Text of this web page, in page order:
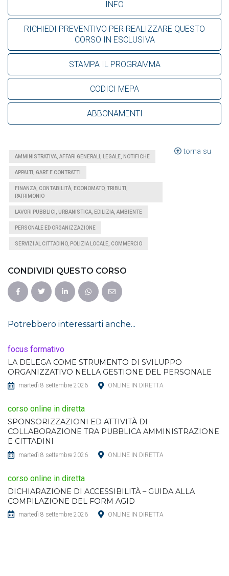
INFO
RICHIEDI PREVENTIVO PER REALIZZARE QUESTO
CORSO IN ESCLUSIVA
STAMPA IL PROGRAMMA
CODICI MEPA
ABBONAMENTI
torna su
AMMINISTRATIVA, AFFARI GENERALI, LEGALE, NOTIFICHE
APPALTI, GARE E CONTRATTI
FINANZA, CONTABILITÀ, ECONOMATO, TRIBUTI,
PATRIMONIO
LAVORI PUBBLICI, URBANISTICA, EDILIZIA, AMBIENTE
PERSONALE ED ORGANIZZAZIONE
SERVIZI AL CITTADINO, POLIZIA LOCALE, COMMERCIO
CONDIVIDI QUESTO CORSO
Potrebbero interessarti anche...
focus formativo
LA DELEGA COME STRUMENTO DI SVILUPPO
ORGANIZZATIVO NELLA GESTIONE DEL PERSONALE
martedì 8 settembre 2026 ONLINE IN DIRETTA
corso online in diretta
SPONSORIZZAZIONI ED ATTIVITÀ DI
COLLABORAZIONE TRA PUBBLICA AMMINISTRAZIONE
E CITTADINI
martedì 8 settembre 2026 ONLINE IN DIRETTA
corso online in diretta
DICHIARAZIONE DI ACCESSIBILITÀ – GUIDA ALLA
COMPILAZIONE DEL FORM AGID
martedì 8 settembre 2026 ONLINE IN DIRETTA